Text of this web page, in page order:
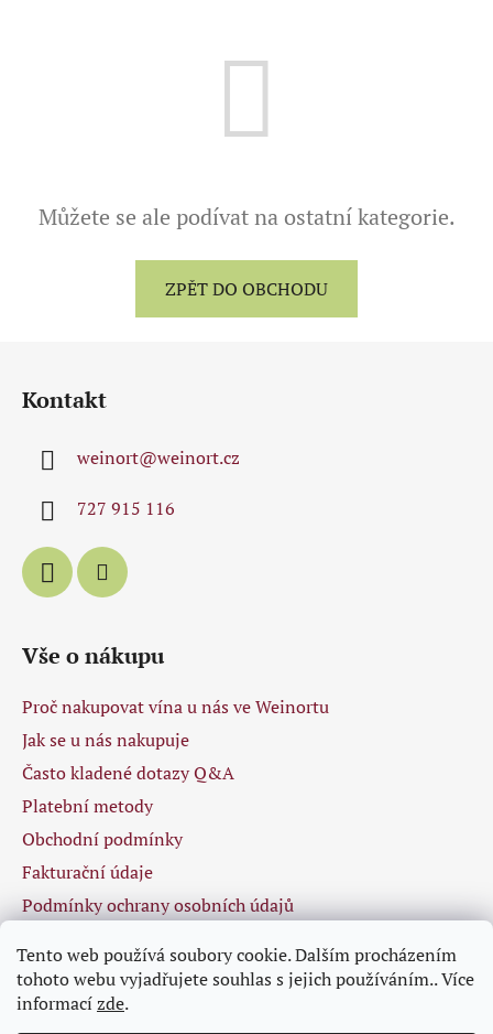
Tento web používá soubory cookie. Dalším procházením
tohoto webu vyjadřujete souhlas s jejich používáním.. Více
informacízde.
Můžete se ale podívat na ostatní kategorie.
ZPĚT DO OBCHODU
Kontakt
weinort@weinort.cz
727 915 116
Vše o nákupu
Proč nakupovat vína u nás ve Weinortu
Jak se u nás nakupuje
Často kladené dotazy Q&A
Platební metody
Obchodní podmínky
Fakturační údaje
Podmínky ochrany osobních údajů
Facebook